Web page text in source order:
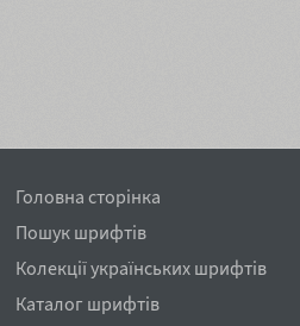
Головна сторінка
Пошук шрифтів
Колекції українських шрифтів
Каталог шрифтів